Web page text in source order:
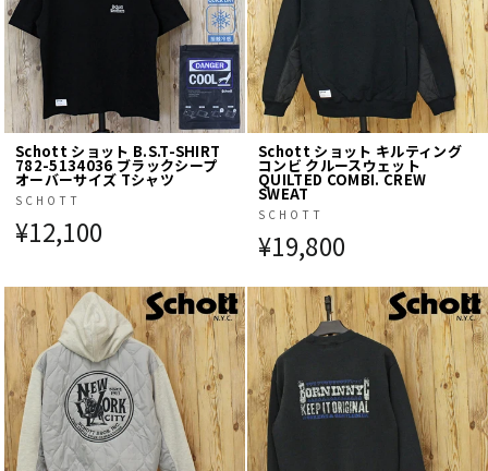
Schott ショット B.S.T-SHIRT
782-5134036 ブラックシープ
オーバーサイズ Tシャツ
SCHOTT
¥12,100
Schott ショット キルティング
コンビ クルースウェット
QUILTED COMBI. CREW
SWEAT
SCHOTT
¥19,800